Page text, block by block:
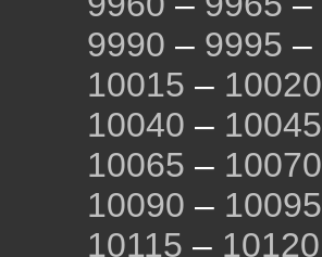
9990 – 9995 –
10015 – 10020
10040 – 10045
10065 – 10070
10090 – 10095
10115 – 10120